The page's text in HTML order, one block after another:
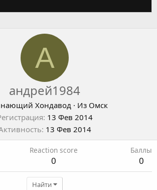
А
андрей1984
Хондавод · Из Омск
13 Фев 2014
13 Фев 2014
Reaction score
0
Баллы
0
Найти